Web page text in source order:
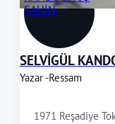
SELVİGÜL
Yazar -Ressam
1971 Reşadiye